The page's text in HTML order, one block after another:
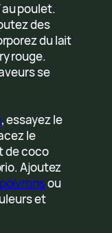
poulet.
des
du lait
rouge.
se
, essayez le
le
de coco
Ajoutez
poivronsou
et